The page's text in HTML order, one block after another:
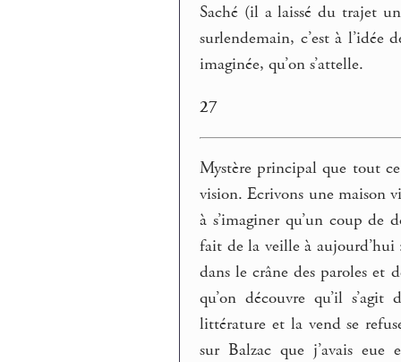
Saché (il a laissé du trajet
surlendemain, c’est à l’idée
imaginée, qu’on s’attelle.
27
Mystère principal que tout
vision. Ecrivons une maison
à s’imaginer qu’un coup de
fait de la veille à aujourd’hui
dans le crâne des paroles et
qu’on découvre qu’il
littérature et la vend se
sur Balzac que j’avais